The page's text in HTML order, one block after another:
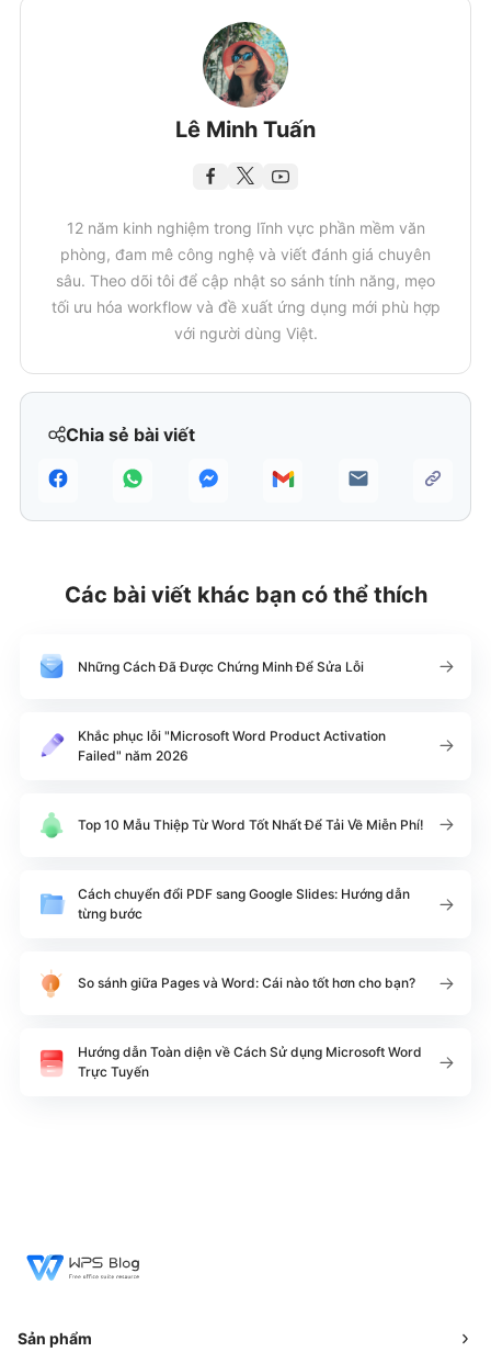
Chia sẻ bài viết
Lê Minh Tuấn
12 năm kinh nghiệm trong lĩnh vực phần mềm văn
phòng, đam mê công nghệ và viết đánh giá chuyên
sâu. Theo dõi tôi để cập nhật so sánh tính năng, mẹo
tối ưu hóa workflow và đề xuất ứng dụng mới phù hợp
với người dùng Việt.
Các bài viết khác bạn có thể thích
Những Cách Đã Được Chứng Minh Để Sửa Lỗi
Khắc phục lỗi "Microsoft Word Product Activation
Failed" năm 2026
Top 10 Mẫu Thiệp Từ Word Tốt Nhất Để Tải Về Miễn Phí!
Cách chuyển đổi PDF sang Google Slides: Hướng dẫn
từng bước
So sánh giữa Pages và Word: Cái nào tốt hơn cho bạn?
Hướng dẫn Toàn diện về Cách Sử dụng Microsoft Word
Trực Tuyến
Sản phẩm